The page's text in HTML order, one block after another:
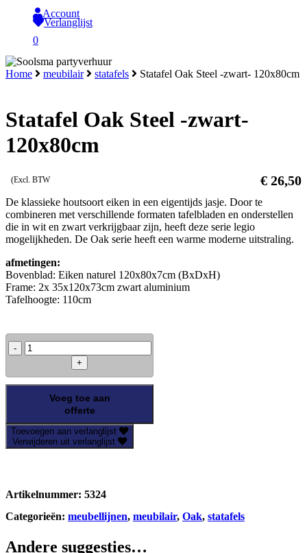
Account
Verlanglijst
search
0
Close
Home meubilair statafels Statafel Oak Steel -zwart- 120x80cm
Statafel Oak Steel -zwart-
120x80cm
€ 26,50
(Excl. BTW
De klassieke houtsoort eiken in een eigentijds jasje. Door te
combineren met verschillende formaten tafelbladen en onderstellen
die in wit en zwart verkrijgbaar zijn, heeft deze serie legio
mogelijkheden. De Oak serie heeft een warme moderne uitstraling.
afmetingen:
Bovenblad: Eiken naturel 120x80x7cm (BxDxH)
Frame: 2x 35x120x73cm zwart aluminium
Tafelhoogte: 110cm
Statafel
Oak
-
zwart-
120x80cm
aantal
Voeg toe aan
offerte
Toevoegen aan verlanglijst
Verwijderen uit verlanglijst
Artikelnummer: 5324
Categorieën: meubellijnen, meubilair, Oak, statafels
Andere suggesties…